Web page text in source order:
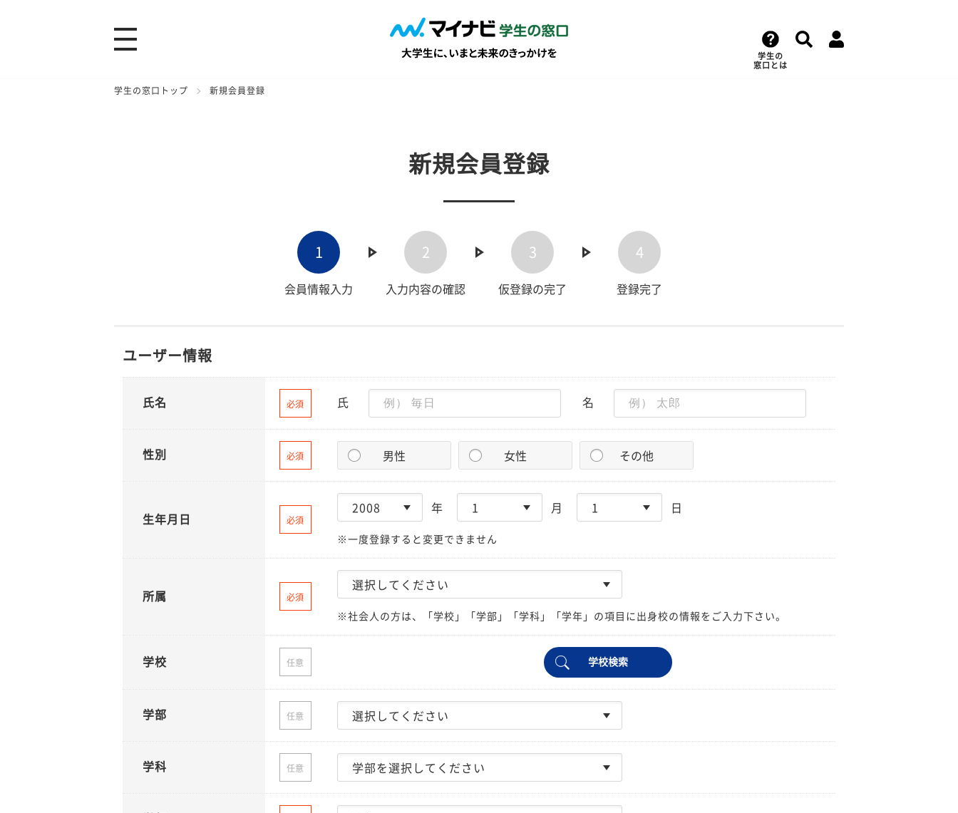
学生の
窓口とは
学生の窓口トップ 新規会員登録
新規会員登録
1
会員情報入力
2
入力内容の確認
3
仮登録の完了
4
登録完了
ユーザー情報
氏名 必須 氏 名
性別 必須 男性 女性 その他
生年月日 必須
年 月 日
※一度登録すると変更できません
所属 必須
※社会人の方は、「学校」「学部」「学科」「学年」の項目に出身校の情報をご入力下さい。
学校 任意 学校検索
学部 任意
学科 任意